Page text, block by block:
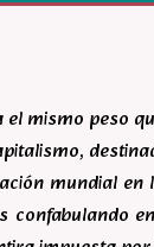
mismo peso
mundial
confabulando